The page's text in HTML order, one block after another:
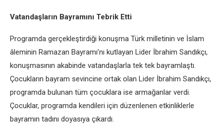
Vatandaşların Bayramını Tebrik Etti
Programda gerçekleştirdiği konuşma Türk milletinin ve İslam
âleminin Ramazan Bayramı’nı kutlayan Lider İbrahim Sandıkçı,
konuşmasının akabinde vatandaşlarla tek tek bayramlaştı.
Çocukların bayram sevincine ortak olan Lider İbrahim Sandıkçı,
programda bulunan tüm çocuklara ise armağanlar verdi.
Çocuklar, programda kendileri için düzenlenen etkinliklerle
bayramın tadını doyasıya çıkardı.